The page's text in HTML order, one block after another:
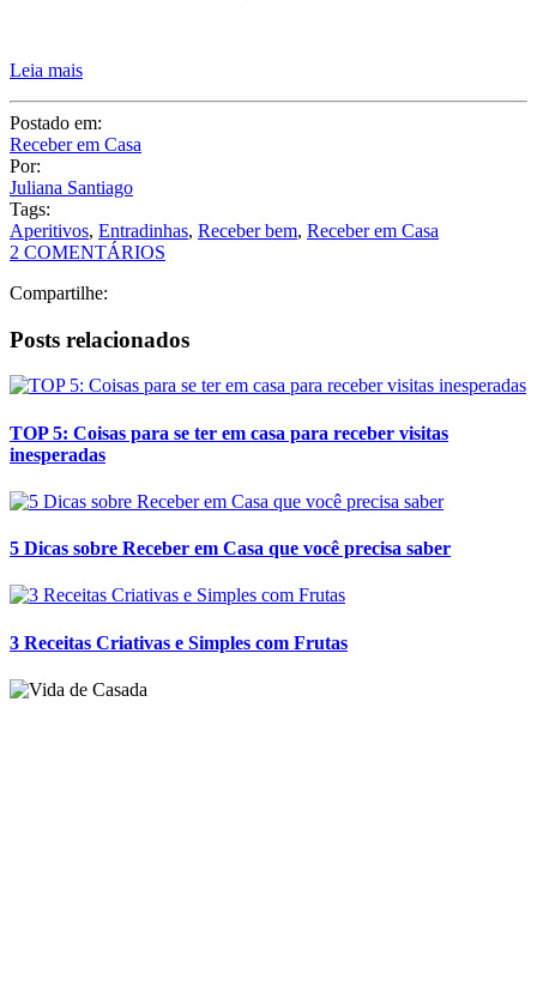
Leia mais
Postado em:
Receber em Casa
Por:
Juliana Santiago
Tags:
Aperitivos, Entradinhas, Receber bem, Receber em Casa
2 COMENTÁRIOS
Compartilhe:
Posts relacionados
TOP 5: Coisas para se ter em casa para receber visitas
inesperadas
5 Dicas sobre Receber em Casa que você precisa saber
3 Receitas Criativas e Simples com Frutas